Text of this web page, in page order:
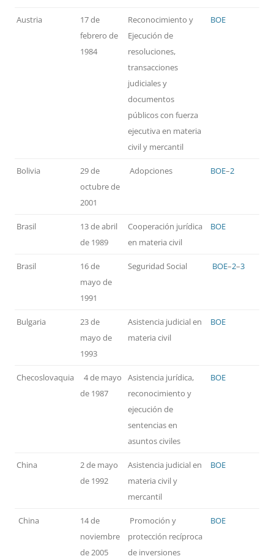
Austria
17 de
febrero de
1984
Reconocimiento y
Ejecución de
resoluciones,
transacciones
judiciales y
documentos
públicos con fuerza
ejecutiva en materia
civil y mercantil
BOE
Bolivia
29 de
octubre de
2001
Adopciones BOE–2
Brasil
13 de abril
de 1989
Cooperación jurídica
en materia civil
BOE
Brasil
16 de
mayo de
1991
Seguridad Social BOE–2–3
Bulgaria
23 de
mayo de
1993
Asistencia judicial en
materia civil
BOE
Checoslovaquia
4 de mayo
de 1987
Asistencia jurídica,
reconocimiento y
ejecución de
sentencias en
asuntos civiles
BOE
China
2 de mayo
de 1992
Asistencia judicial en
materia civil y
mercantil
BOE
China
14 de
noviembre
de 2005
Promoción y
protección recíproca
de inversiones
BOE